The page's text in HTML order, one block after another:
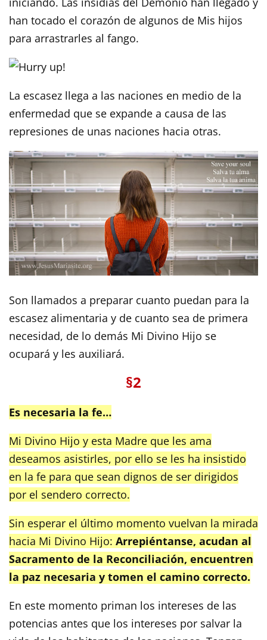
han tocado el corazón de algunos de Mis hijos
para arrastrarles al fango.
La escasez llega a las naciones en medio de la
enfermedad que se expande a causa de las
represiones de unas naciones hacia otras.
Son llamados a preparar cuanto puedan para la
escasez alimentaria y de cuanto sea de primera
necesidad, de lo demás Mi Divino Hijo se
ocupará y les auxiliará.
§2
Es necesaria la fe…
Mi Divino Hijo y esta Madre que les ama
deseamos asistirles, por ello se les ha insistido
en la fe para que sean dignos de ser dirigidos
por el sendero correcto.
Sin esperar el último momento vuelvan la mirada
hacia Mi Divino Hijo: Arrepiéntanse, acudan al
Sacramento de la Reconciliación, encuentren
la paz necesaria y tomen el camino correcto.
En este momento priman los intereses de las
potencias antes que los intereses por salvar la